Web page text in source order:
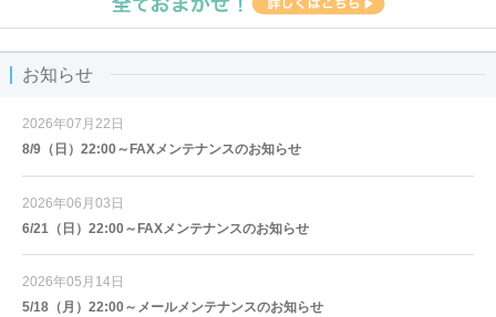
お知らせ
2026年07月22日
8/9（日）22:00～FAXメンテナンスのお知らせ
2026年06月03日
6/21（日）22:00～FAXメンテナンスのお知らせ
2026年05月14日
5/18（月）22:00～メールメンテナンスのお知らせ